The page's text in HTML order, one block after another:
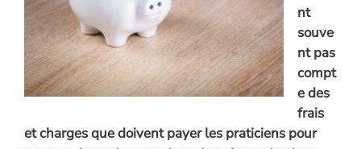
nt
souve
nt pas
compt
e des
frais
et charges que doivent payer les praticiens pour